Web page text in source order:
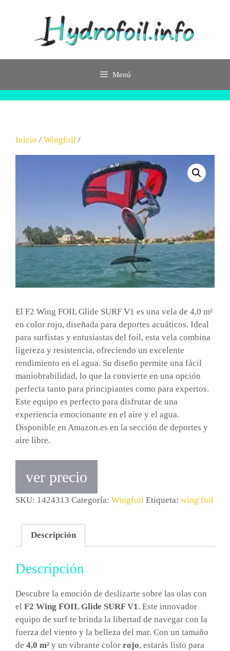
Menú
Inicio / Wingfoil /
El F2 Wing FOIL Glide SURF V1 es una vela de 4,0 m²
en color rojo, diseñada para deportes acuáticos. Ideal
para surfistas y entusiastas del foil, esta vela combina
ligereza y resistencia, ofreciendo un excelente
rendimiento en el agua. Su diseño permite una fácil
maniobrabilidad, lo que la convierte en una opción
perfecta tanto para principiantes como para expertos.
Este equipo es perfecto para disfrutar de una
experiencia emocionante en el aire y el agua.
Disponible en Amazon.es en la sección de deportes y
aire libre.
ver precio
SKU: 1424313 Categoría: Wingfoil Etiqueta: wing foil
Descripción
Descripción
Descubre la emoción de deslizarte sobre las olas con
el F2 Wing FOIL Glide SURF V1. Este innovador
equipo de surf te brinda la libertad de navegar con la
fuerza del viento y la belleza del mar. Con un tamaño
de 4,0 m² y un vibrante color rojo, estarás listo para